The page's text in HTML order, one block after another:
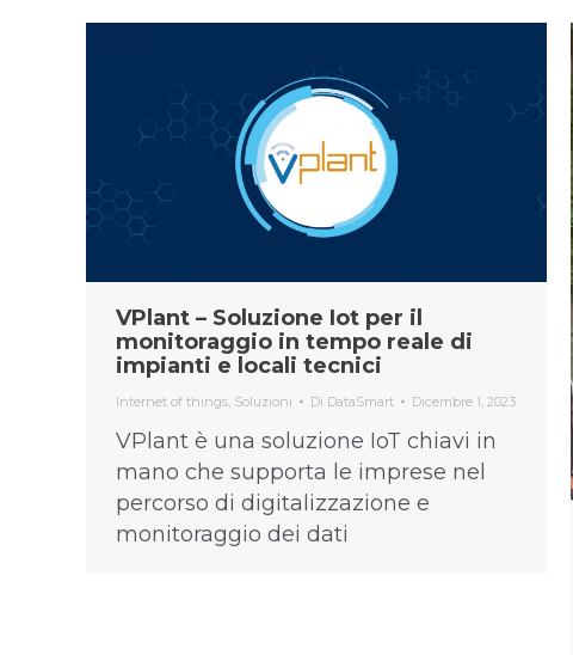
VPlant – Soluzione Iot per il
monitoraggio in tempo reale di
impianti e locali tecnici
Internet of things, Soluzioni Di DataSmart Dicembre 1, 2023
VPlant è una soluzione IoT chiavi in
mano che supporta le imprese nel
percorso di digitalizzazione e
monitoraggio dei dati